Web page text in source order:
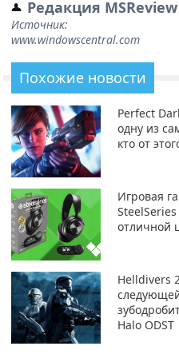
Редакция MSReview
Источник:
www.windowscentral.com
Похожие новости
Perfect
одну из
кто от
Игровая
отличной
Helldivers
Halo ODST